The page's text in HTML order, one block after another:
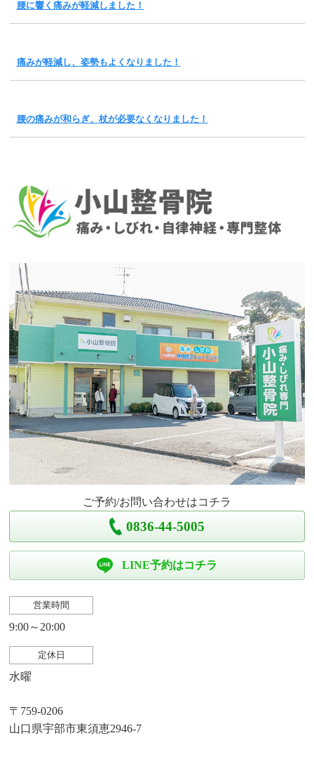
腰に響く痛みが軽減しました！
痛みが軽減し、姿勢もよくなりました！
腰の痛みが和らぎ、杖が必要なくなりました！
ご予約/お問い合わせはコチラ
0836-44-5005
LINE予約はコチラ
営業時間
9:00～20:00
定休日
水曜
〒759-0206
山口県宇部市東須恵2946-7